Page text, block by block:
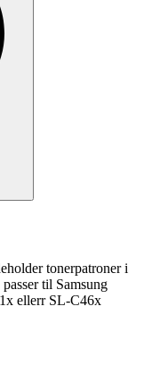
tonerpatroner i
til Samsung
ellerr SL-C46x